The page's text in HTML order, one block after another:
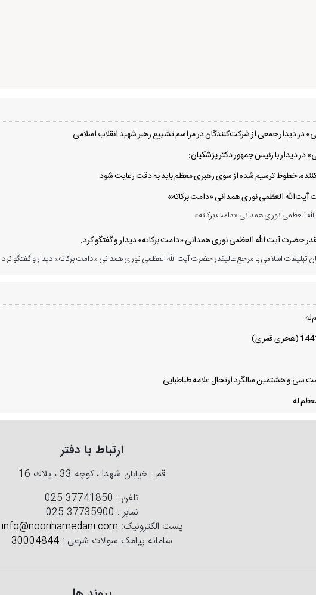
در دیدار جمعی از شرکت‌کنندگان در مراسم تشییع رهبر شهید انقلاب اسلامی
دیدار با رئیس جمهور دکتر پزشکیان:
کننده، خطوط ترسیم شده از سوی رهبری معظم باید به دقت رعایت شود
آیت‌الله العظمی نوری همدانی «دامت برکاته»
العظمی نوری همدانی «دامت برکاته»
حضرت آیت الله العظمی نوری همدانی «دامت برکاته» دیدار و گفتگو کرد.
اسلامی با مرجع عالیقدر حضرت آیت الله العظمی نوری همدانی «دامت برکاته» دیدار و گفتگو کرد.
سی و هشتمین سالگرد ارتحال علامه طباطبایی
له
ارتباط با دفتر
قم : خیابان شهدا ، كوچه 33 ، پلاك 16
تلفن : 025 37741850
نمابر : 025 37735900
پست الکترونیک: info@noorihamedani.com
سامانه پیامک سوالات شرعی : 30004844